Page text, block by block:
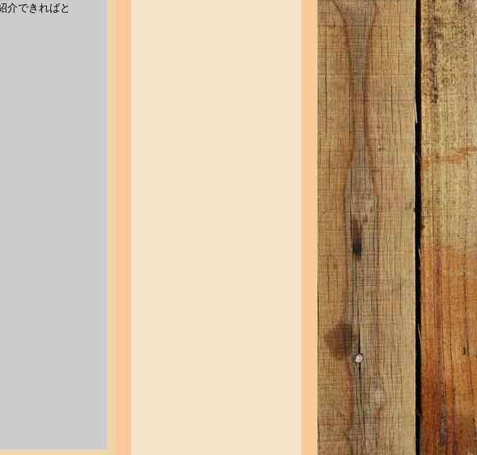
介できればと